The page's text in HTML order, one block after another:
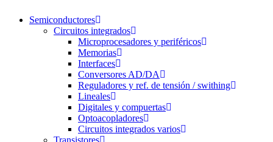
Semiconductores
Circuitos integrados
Microprocesadores y periféricos
Memorias
Interfaces
Conversores AD/DA
Reguladores y ref. de tensión / swithing
Lineales
Digitales y compuertas
Optoacopladores
Circuitos integrados varios
Transistores